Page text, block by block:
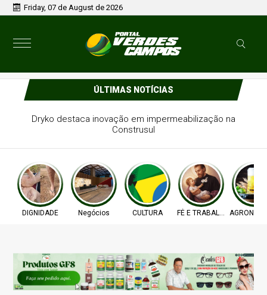
Friday, 07 de August de 2026
ÚLTIMAS NOTÍCIAS
Dryko destaca inovação em impermeabilização na
Construsul
DIGNIDADE Negócios CULTURA FÉ E TRABALHO